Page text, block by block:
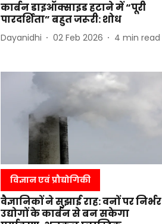
कार्बन डाइऑक्साइड हटाने में “पूरी
पारदर्शिता” बहुत जरूरी: शोध
Dayanidhi 02 Feb 2026 4 min read
विज्ञान एवं प्रौद्योगिकी
वैज्ञानिकों ने सुझाई राह: वनों पर निर्भर
उद्योगों के कार्बन से बन सकेगा